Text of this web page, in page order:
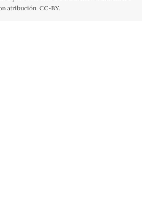
atribución. CC-BY.